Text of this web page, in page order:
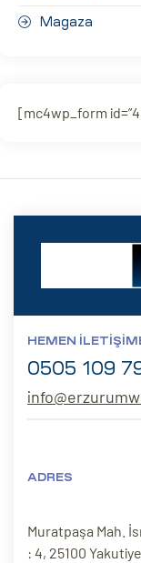
Magaza
[mc4wp_form
HEMEN
0505 109
ADRES
Muratpaşa Mah.
: 4, 25100